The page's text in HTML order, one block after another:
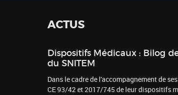
ACTUS
Dispositifs Médicaux : Bilog
du SNITEM
Dans le cadre de l'accompagnement de
CE 93/42 et 2017/745 de leur dispositifs